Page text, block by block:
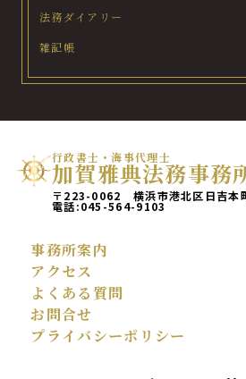
法務ダイアリー
雑記帳
行政書士・海事代理士
加賀雅典法務事務
〒223-0062 横浜市港北区日吉本
電話:045-564-9103
事務所案内
アクセス
よくある質問
お問合せ
プライバシーポリシー